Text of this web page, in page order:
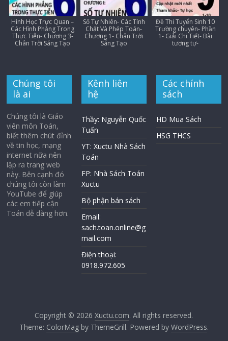
Hình Học Trực Quan –
Các Hình Phẳng Trong
Thực Tiễn- Chương 3-
Chân Trời Sáng Tạo
Số Tự Nhiên- Các Tính
Chất Và Phép Toán-
Chương 1- Chân Trời
Sáng Tạo
Đề Thi Tuyển Sinh 10
Trường chuyên- Phần
1- Giải Chi Tiết- Bài
tương tự-
Chúng tôi
là ai
Chúng tôi là Giáo
viên môn Toán,
biết thêm chút đỉnh
về tin học, mạng
internet nữa nên
lập ra trang web
này. Bên cạnh đó
chúng tôi còn làm
YouTube để giúp
các em tiếp cận
Toán dễ dàng hơn.
Kênh liên
hệ
Thầy: Nguyễn Quốc
Tuấn
YT: Xuctu Nhà Sách
Toán
FP: Nhà Sách Toán
Xuctu
Bộ phận bán sách
Email:
sach.toan.online@g
mail.com
Điện thoại:
0918.972.605
Các chính
sách
HD Mua Sách
HSG THCS
Copyright © 2026Xuctu.com. All rights reserved.
Theme: ColorMagby ThemeGrill. Powered by WordPress.